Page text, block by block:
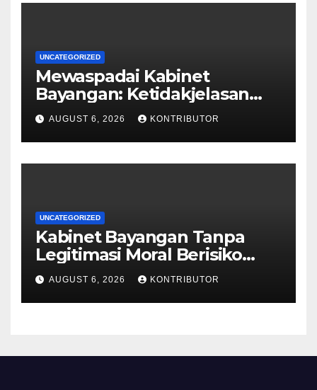
UNCATEGORIZED
Mewaspadai Kabinet
Bayangan: Ketidakjelasan
Legitimasi Moral dan
Representasi
AUGUST 6, 2026 KONTRIBUTOR
UNCATEGORIZED
Kabinet Bayangan Tanpa
Legitimasi Moral Berisiko
Mengaburkan Kepercayaan
Publik
AUGUST 6, 2026 KONTRIBUTOR